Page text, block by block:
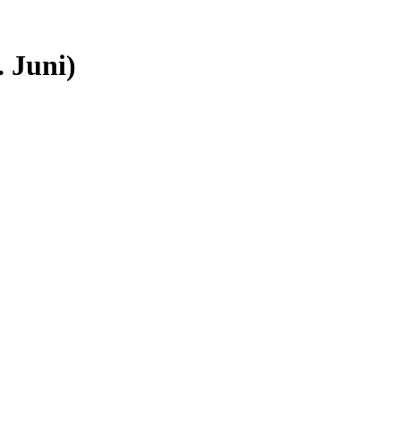
Juni)